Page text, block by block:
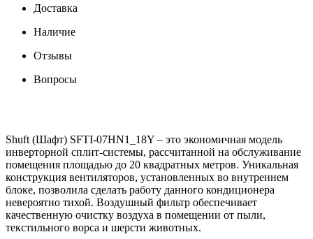
Доставка
Наличие
Отзывы
Вопросы
Shuft (Шафт) SFTI-07HN1_18Y – это экономичная модель
инверторной сплит-системы, рассчитанной на обслуживание
помещения площадью до 20 квадратных метров. Уникальная
конструкция вентиляторов, установленных во внутреннем
блоке, позволила сделать работу данного кондиционера
невероятно тихой. Воздушный фильтр обеспечивает
качественную очистку воздуха в помещении от пыли,
текстильного ворса и шерсти животных.